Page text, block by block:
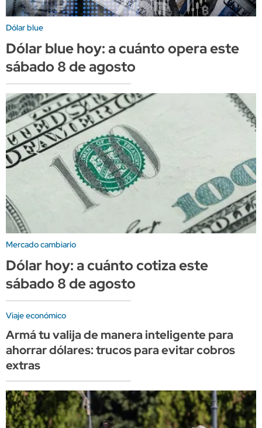
Dólar blue
Dólar blue hoy: a cuánto opera este
sábado 8 de agosto
Mercado cambiario
Dólar hoy: a cuánto cotiza este
sábado 8 de agosto
Viaje económico
Armá tu valija de manera inteligente para
ahorrar dólares: trucos para evitar cobros
extras